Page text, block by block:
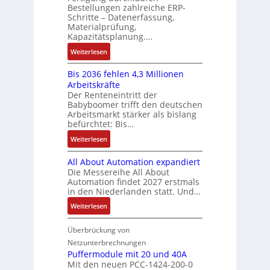
a
u
f
n
a
h
m
e
,
g
p
ä
g
t
d
u
r
N
C
-
y
s
t
e
m
e
ä
f
t
s
f
ü
h
r
e
r
z
u
m
V
o
r
s
t
a
d
d
e
s
:
Q
2
E
r
g
e
b
n
i
s
s
e
b
e
s
t
ä
t
i
g
r
t
r
i
e
b
s
-
u
n
d
M
a
r
k
e
t
i
n
e
i
Bestellungen zahlreiche ERP-
Schritte – Datenerfassung,
Materialprüfung,
Kapazitätsplanung.…
Weiterlesen:
K
I
b
r
a
u
c
h
t
S
t
r
u
k
u
r
Bis 2036 fehlen 4,3 Millionen
Arbeitskräfte
Der Renteneintritt der
Babyboomer trifft den deutschen
Arbeitsmarkt stärker als bislang
befürchtet: Bis…
Weiterlesen:
B
i
s
2
0
3
6
f
e
h
l
All About Automation expandiert
Die Messereihe All About
Automation findet 2027 erstmals
in den Niederlanden statt. Und…
Weiterlesen:
A
l
l
A
b
Überbrückung von
Netzunterbrechnungen
Puffermodule mit 20 und 40A
Mit den neuen PCC-1424-200-0